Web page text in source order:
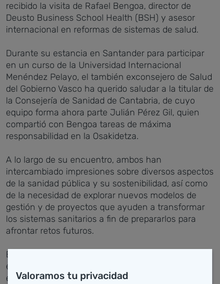
recibido la visita de Rafael Bengoa, director de
Deusto Business School Health (BSH) y asesor
internacional en reformas de sistemas de salud.
Durante su estancia en Santander para participar
en un curso de la Universidad Internacional
Menéndez Pelayo, el también exconsejero de Salud
del Gobierno Vasco ha querido saludar a la titular de
la Consejería de Sanidad de Cantabria, de cuyo
equipo forma ahora parte Julián Pérez Gil, quien
compartió con Bengoa tareas de máxima
responsabilidad en la Osakidetza.
A lo largo de su encuentro, ambos han
intercambiado impresiones sobre diversos aspectos
de la sanidad pública y su sostenibilidad, así como
de la necesidad de explorar nuevos modelos de
gestión y de proyectos que ayuden a transformar
los sistemas sanitarios a fin de prepararlos para
afrontar retos futuros.
Este y otros temas serán abordados próximamente
en unas jornadas que se celebrarán en Madrid, un
espacio de trabajo compartido entre profesionales
Valoramos tu privacidad